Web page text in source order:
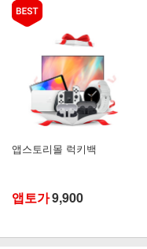
앱스토리몰 럭키백
앱토가9,900